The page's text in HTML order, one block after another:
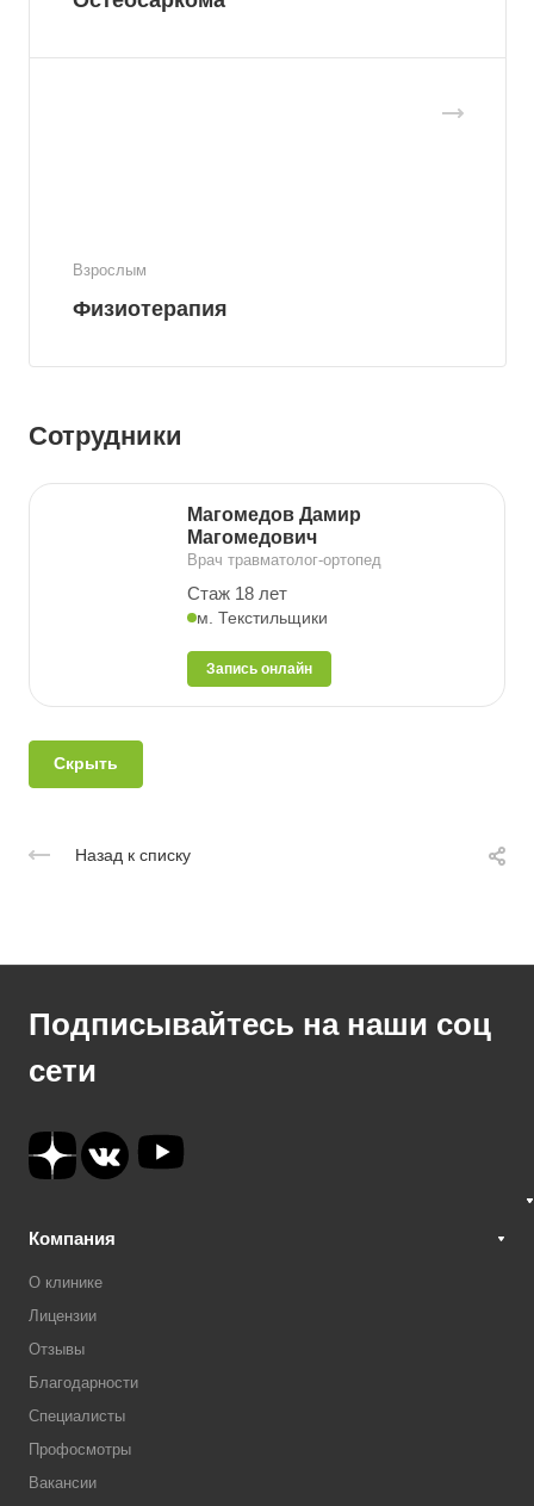
Взрослым
Физиотерапия
Сотрудники
Магомедов Дамир
Магомедович
Врач травматолог-ортопед
Стаж 18 лет
м. Текстильщики
Запись онлайн
Скрыть
Назад к списку
Подписывайтесь на наши соц
сети
Компания
О клинике
Лицензии
Отзывы
Благодарности
Специалисты
Профосмотры
Вакансии